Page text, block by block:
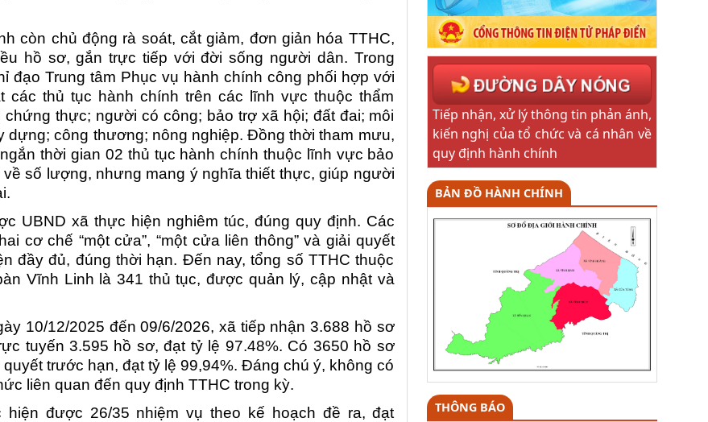
còn chủ động rà soát, cắt giảm, đơn giản hóa TTHC,
hồ sơ, gắn trực tiếp với đời sống người dân. Trong
đạo Trung tâm Phục vụ hành chính công phối hợp với
các thủ tục hành chính trên các lĩnh vực thuộc thẩm
thực; người có công; bảo trợ xã hội; đất đai; môi
dựng; công thương; nông nghiệp. Đồng thời tham mưu,
thời gian 02 thủ tục hành chính thuộc lĩnh vực bảo
số lượng, nhưng mang ý nghĩa thiết thực, giúp người
UBND xã thực hiện nghiêm túc, đúng quy định. Các
cơ chế “một cửa”, “một cửa liên thông” và giải quyết
đầy đủ, đúng thời hạn. Đến nay, tổng số TTHC thuộc
Vĩnh Linh là 341 thủ tục, được quản lý, cập nhật và
10/12/2025 đến 09/6/2026, xã tiếp nhận 3.688 hồ sơ
tuyến 3.595 hồ sơ, đạt tỷ lệ 97.48%. Có 3650 hồ sơ
trước hạn, đạt tỷ lệ 99,94%. Đáng chú ý, không có
liên quan đến quy định TTHC trong kỳ.
được 26/35 nhiệm vụ theo kế hoạch đề ra, đạt
Tiếp nhận, xử lý thông tin phản ánh,
kiến nghị của tổ chức và cá nhân về
quy định hành chính
BẢN ĐỒ HÀNH CHÍNH
THÔNG BÁO